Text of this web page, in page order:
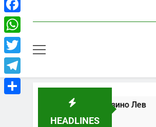
HEADLINES
Играть в онлайн казино Лев
1 Week Ago
Facebook
WhatsApp
Twitter
Telegram